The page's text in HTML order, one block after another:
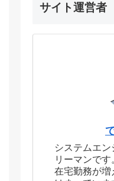
サイト運営者
システムエ
リーマンです
在宅勤務が増